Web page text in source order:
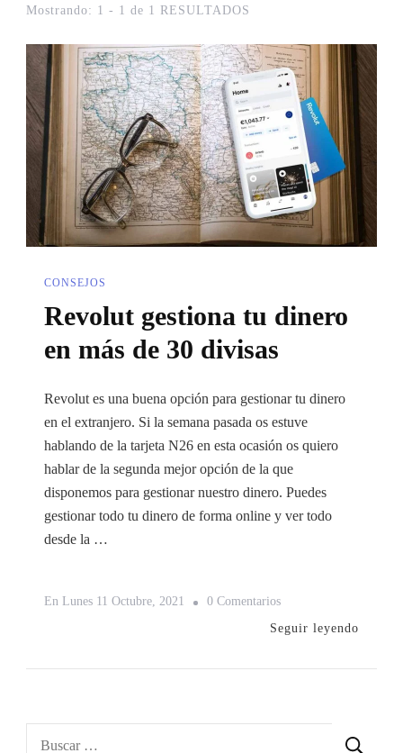
Mostrando: 1 - 1 de 1 RESULTADOS
CONSEJOS
Revolut gestiona tu dinero
en más de 30 divisas
Revolut es una buena opción para gestionar tu dinero
en el extranjero. Si la semana pasada os estuve
hablando de la tarjeta N26 en esta ocasión os quiero
hablar de la segunda mejor opción de la que
disponemos para gestionar nuestro dinero. Puedes
gestionar todo tu dinero de forma online y ver todo
desde la …
En Lunes 11 Octubre, 2021 0 ComentariosEn
Revolut
Seguir leyendo